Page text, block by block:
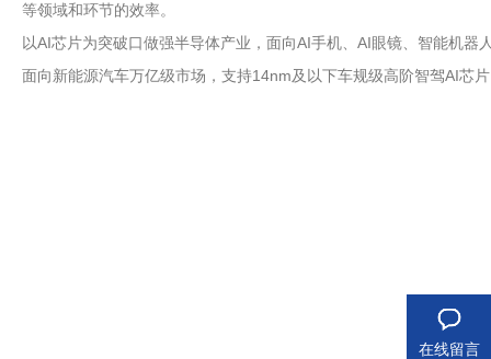
等领域和环节的效率。
以AI芯片为突破口做强半导体产业，面向AI手机、AI眼镜、智能机
面向新能源汽车万亿级市场，支持14nm及以下车规级高阶智驾AI芯
在线留言